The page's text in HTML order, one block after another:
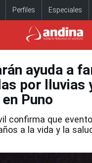
Perfiles Especiales
ayuda a
por lluvias
Puno
confirma que
a la vida y la